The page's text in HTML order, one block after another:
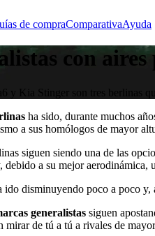
de compraComparativaAyuda
con
y Kia Stinger son tres berlinas
ha sido, durante muchos
a sus homólogos de mayor
siguen siendo una de las
debido a su mejor aerodinámica,
ido disminuyendo poco a poco
generalistas siguen
mirar de tú a tú a rivales de